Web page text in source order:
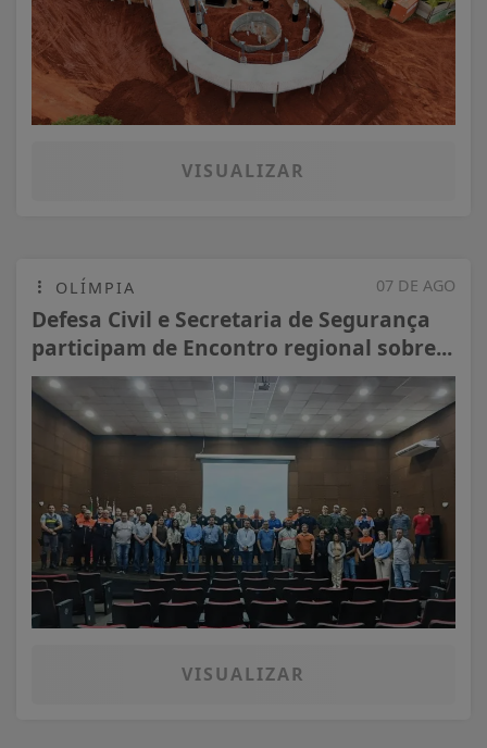
VISUALIZAR
07 DE AGO
OLÍMPIA
Defesa Civil e Secretaria de Segurança
participam de Encontro regional sobre...
VISUALIZAR